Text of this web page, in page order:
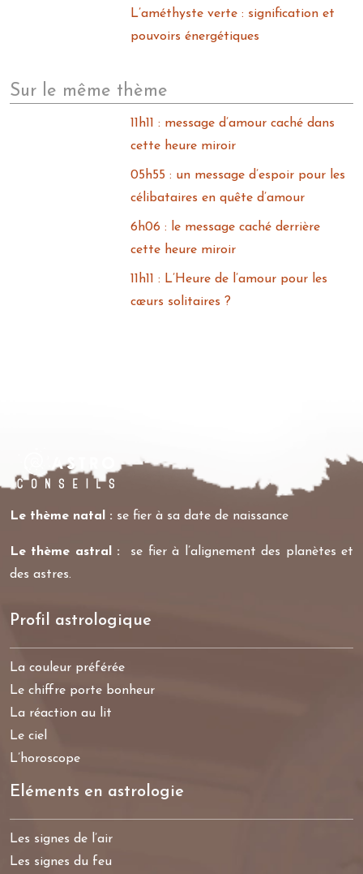
L’améthyste verte : signification et
pouvoirs énergétiques
Sur le même thème
11h11 : message d’amour caché dans
cette heure miroir
05h55 : un message d’espoir pour les
célibataires en quête d’amour
6h06 : le message caché derrière
cette heure miroir
11h11 : L’Heure de l’amour pour les
cœurs solitaires ?
Le thème natal : se fier à sa date de naissance
Le thème astral :
se fier à l’alignement des planètes et
des astres.
Profil astrologique
La couleur préférée
Le chiffre porte bonheur
La réaction au lit
Le ciel
L’horoscope
Eléments en astrologie
Les signes de l’air
Les signes du feu